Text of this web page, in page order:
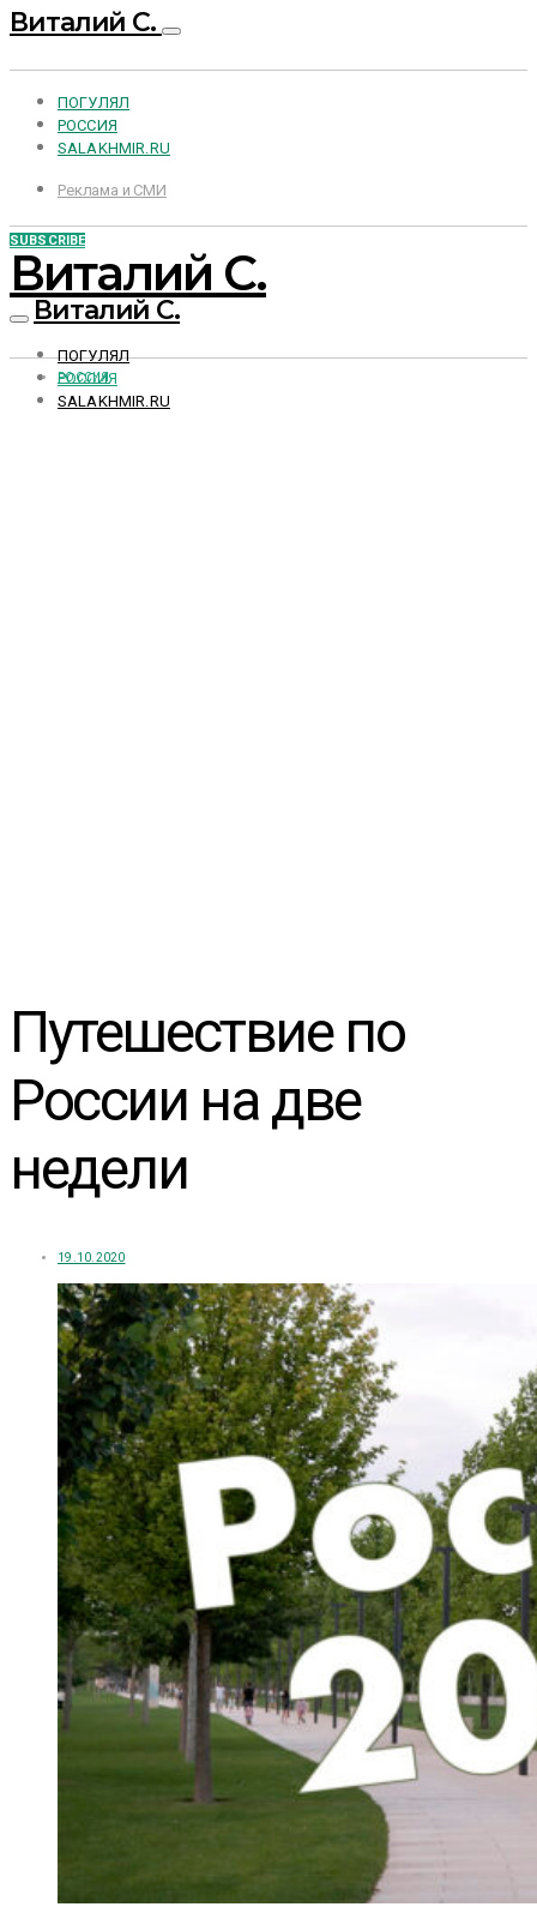
Виталий С.
ПОГУЛЯЛ
РОССИЯ
SALAKHMIR.RU
Реклама и СМИ
SUBSCRIBE
Виталий С.
Виталий С.
ПОГУЛЯЛ
РОССИЯ
SALAKHMIR.RU
РОССИЯ
Путешествие по
России на две
недели
19.10.2020